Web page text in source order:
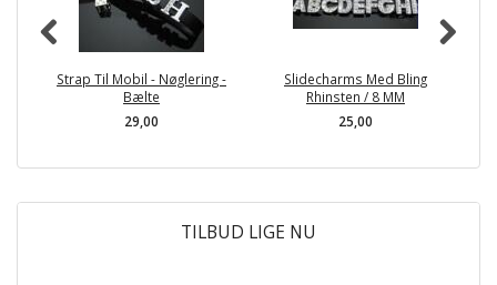
Strap Til Mobil - Nøglering -
Bælte
29,00
Slidecharms Med Bling
Rhinsten / 8 MM
25,00
TILBUD LIGE NU